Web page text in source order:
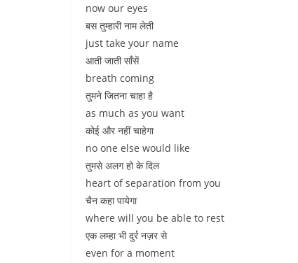
now our eyes
बस तुम्हारी नाम लेती
just take your name
आती जाती साँसें
breath coming
तुमने जितना चाहा है
as much as you want
कोई और नहीं चाहेगा
no one else would like
तुमसे अलग हो के दिल
heart of separation from you
चैन कहा पायेगा
where will you be able to rest
एक लम्हा भी दुर्र नज़र से
even for a moment